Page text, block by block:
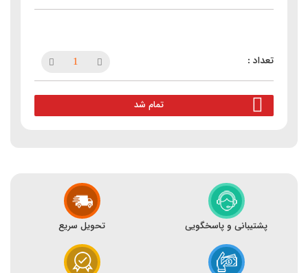
تمام شد
پشتیبانی و پاسخگویی تحویل سریع